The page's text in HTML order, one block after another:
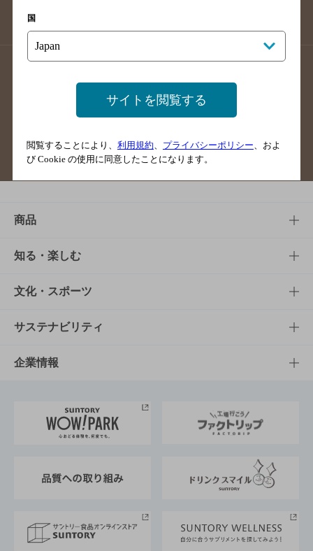
掲載店舗様ログイン
サイトマップ ご意見・ご感想
商品
商品TOP
商品一覧
商品発売情報
栄養成分一覧
知る・楽しむ
知る・楽しむTOP
キャンペーン
工場見学
地域情報
文化・スポーツ
文化・スポーツTOP
サントリーホール
サントリーサンバーズ大阪
サステナビリティ
サステナビリティTOP
サントリーが考えるサステナビリティ経営
企業情報
企業概要
採用情報
国
サイトを閲覧する
閲覧することにより、 利用規約 プライバシーポリシー 、およ
び Cookie の使用に同意したことになります。